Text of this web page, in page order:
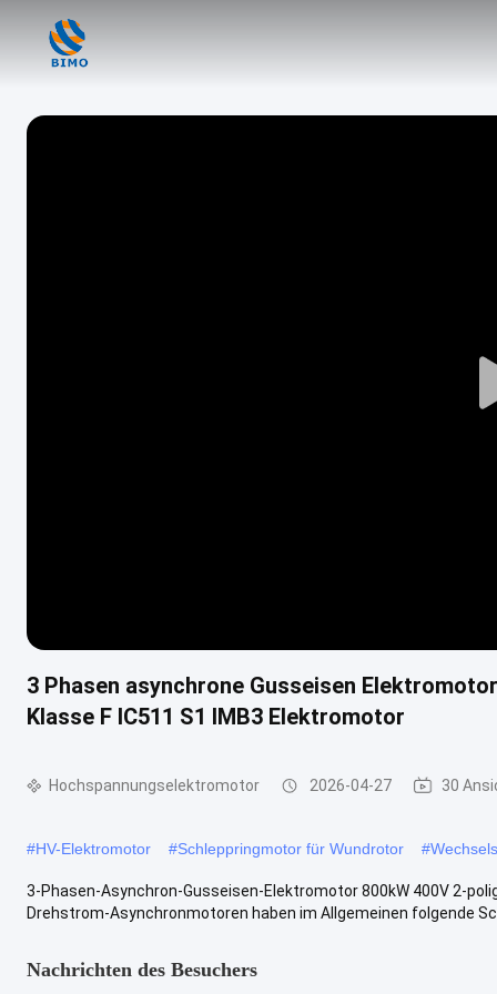
3 Phasen asynchrone Gusseisen
Klasse F IC511 S1 IMB3 Elektromotor
Hochspannungselektromotor 2026-04-27 30
#HV-Elektromotor #Schleppringmotor für Wundrotor #
3-Phasen-Asynchron-Gusseisen-Elektromotor 800kW 400V 2-
Drehstrom-Asynchronmotoren haben im Allgemeinen folgende
Nachrichten des Besuchers